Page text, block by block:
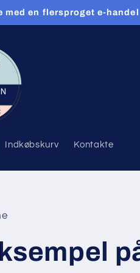
en flersproget e-handel
Indkøbskurv Kontakte